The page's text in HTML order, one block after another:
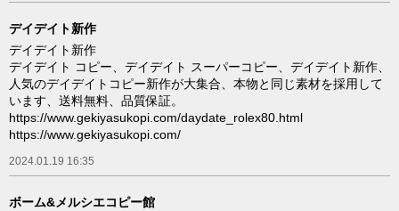
デイデイト新作
デイデイト新作
デイデイト コピー、デイデイト スーパーコピー、デイデイト新作、
人気のデイデイトコピー新作が大集合、本物と同じ素材を採用して
います、送料無料、品質保証。
https://www.gekiyasukopi.com/daydate_rolex80.html
https://www.gekiyasukopi.com/
2024.01.19 16:35
ボーム&メルシエコピー館